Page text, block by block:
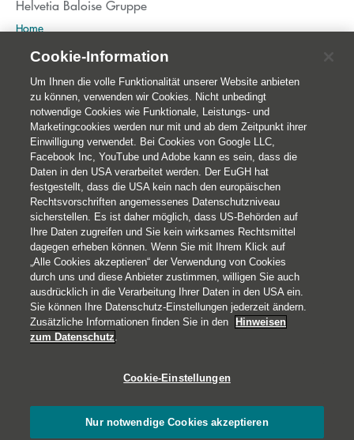
Helvetia Baloise Gruppe
Home
Publikationen
© 2026 Helvetia Versicherungen AG
Hoher Markt 10-11
1010 Wien
+43 50 222-1000
Impressum
Rechtliche Hinweise
Cookie-Information
Um Ihnen die volle Funktionalität unserer Website anbieten
zu können, verwenden wir Cookies. Nicht unbedingt
notwendige Cookies wie Funktionale, Leistungs- und
Marketingcookies werden nur mit und ab dem Zeitpunkt ihrer
Einwilligung verwendet. Bei Cookies von Google LLC,
Facebook Inc, YouTube und Adobe kann es sein, dass die
Daten in den USA verarbeitet werden. Der EuGH hat
festgestellt, dass die USA kein nach den europäischen
Rechtsvorschriften angemessenes Datenschutzniveau
sicherstellen. Es ist daher möglich, dass US-Behörden auf
Ihre Daten zugreifen und Sie kein wirksames Rechtsmittel
dagegen erheben können. Wenn Sie mit Ihrem Klick auf
„Alle Cookies akzeptieren“ der Verwendung von Cookies
durch uns und diese Anbieter zustimmen, willigen Sie auch
ausdrücklich in die Verarbeitung Ihrer Daten in den USA ein.
Sie können Ihre Datenschutz-Einstellungen jederzeit ändern.
Zusätzliche Informationen finden Sie in den
Hinweisen
zum Datenschutz.
Cookie-Einstellungen
Nur notwendige Cookies akzeptieren